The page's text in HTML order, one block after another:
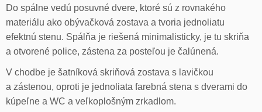
Do spálne vedú posuvné dvere, ktoré sú z rovnakého
materiálu ako obývačková zostava a tvoria jednoliatu
efektnú stenu. Spálňa je riešená minimalisticky, je tu skriňa
a otvorené police, zástena za posteľou je čalúnená.
V chodbe je šatníková skriňová zostava s lavičkou
a zástenou, oproti je jednoliata farebná stena s dverami do
kúpeľne a WC a veľkoplošným zrkadlom.